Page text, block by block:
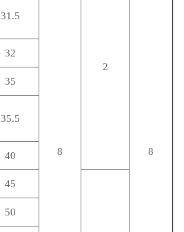
8
2
8
31.5
32
35
35.5
40
45
50